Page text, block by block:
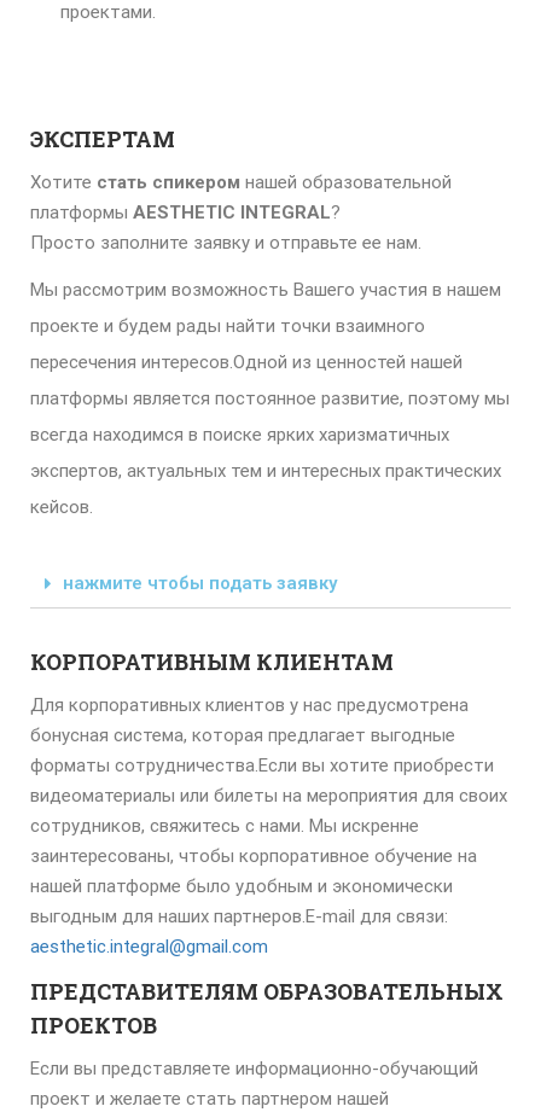
проектами.
ЭКСПЕРТАМ
Хотите стать спикером нашей образовательной
платформы AESTHETIC INTEGRAL?
Просто заполните заявку и отправьте ее нам.
Мы рассмотрим возможность Вашего участия в нашем
проекте и будем рады найти точки взаимного
пересечения интересов.Одной из ценностей нашей
платформы является постоянное развитие, поэтому мы
всегда находимся в поиске ярких харизматичных
экспертов, актуальных тем и интересных практических
кейсов.
нажмите чтобы подать заявку
КОРПОРАТИВНЫМ КЛИЕНТАМ
Для корпоративных клиентов у нас предусмотрена
бонусная система, которая предлагает выгодные
форматы сотрудничества.Если вы хотите приобрести
видеоматериалы или билеты на мероприятия для своих
сотрудников, свяжитесь с нами. Мы искренне
заинтересованы, чтобы корпоративное обучение на
нашей платформе было удобным и экономически
выгодным для наших партнеров.E-mail для связи:
aesthetic.integral@gmail.com
ПРЕДСТАВИТЕЛЯМ ОБРАЗОВАТЕЛЬНЫХ
ПРОЕКТОВ
Если вы представляете информационно-обучающий
проект и желаете стать партнером нашей